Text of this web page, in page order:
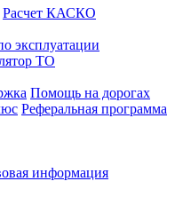
Расчет КАСКО
эксплуатации
ТО
Помощь на дорогах
Реферальная программа
информация